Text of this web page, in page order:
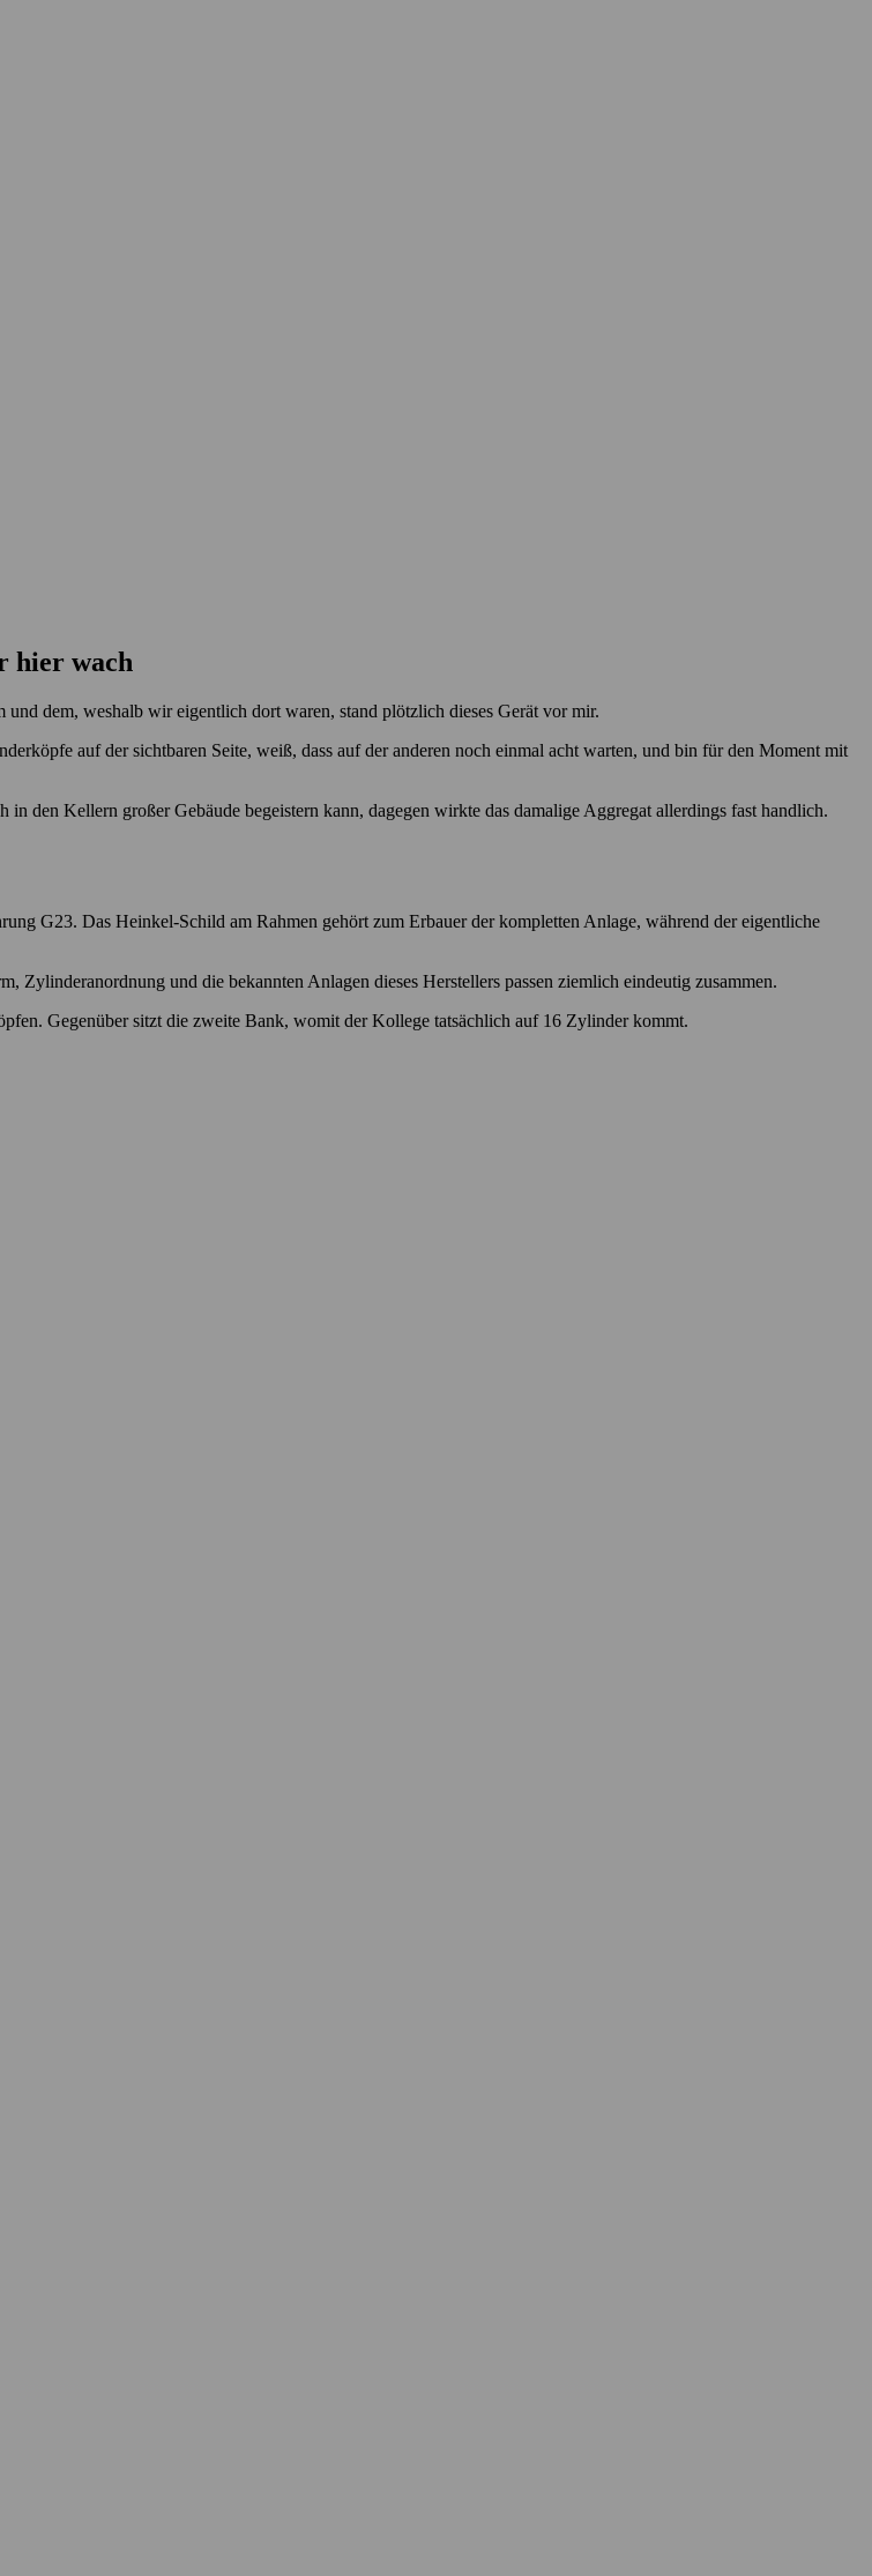
hier wach
dem, weshalb wir eigentlich dort waren, stand plötzlich dieses Gerät vor mir.
auf der sichtbaren Seite, weiß, dass auf der anderen noch einmal acht warten, und bin für den Moment mit
in den Kellern großer Gebäude begeistern kann, dagegen wirkte das damalige Aggregat allerdings fast handlich.
G23. Das Heinkel-Schild am Rahmen gehört zum Erbauer der kompletten Anlage, während der eigentliche
Zylinderanordnung und die bekannten Anlagen dieses Herstellers passen ziemlich eindeutig zusammen.
Gegenüber sitzt die zweite Bank, womit der Kollege tatsächlich auf 16 Zylinder kommt.